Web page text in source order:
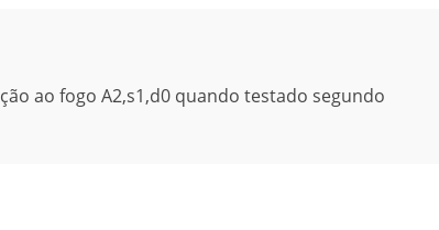
ao fogo A2,s1,d0 quando testado segundo